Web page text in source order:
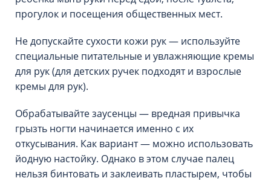
прогулок и посещения общественных мест.
Не допускайте сухости кожи рук — используйте
специальные питательные и увлажняющие кремы
для рук (для детских ручек подходят и взрослые
кремы для рук).
Обрабатывайте заусенцы — вредная привычка
грызть ногти начинается именно с их
откусывания. Как вариант — можно использовать
йодную настойку. Однако в этом случае палец
нельзя бинтовать и заклеивать пластырем, чтобы